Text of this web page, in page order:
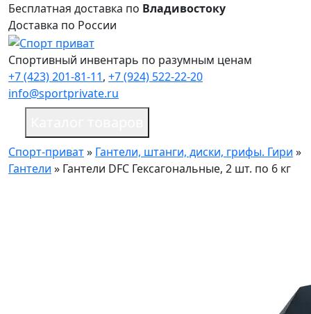
Бесплатная доставка по Владивостоку
Доставка по России
Спортивный инвентарь по разумным ценам
+7 (423) 201-81-11, +7 (924) 522-22-20
info@sportprivate.ru
Спорт-приват» Гантели, штанги, диски, грифы. Гири »
Гантели » Гантели DFC Гексагональные, 2 шт. по 6 кг